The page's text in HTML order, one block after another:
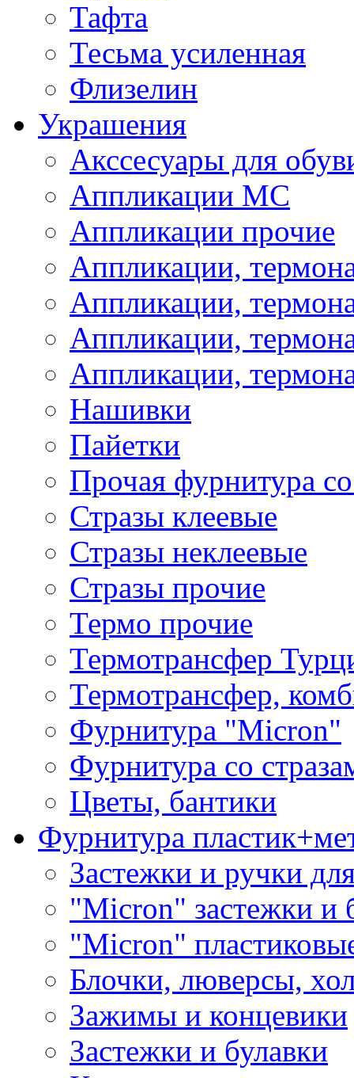
Тафта
Тесьма усиленная
Флизелин
Украшения
Акссесуары для
Аппликации МС
Аппликации прочие
Аппликации,
Аппликации,
Аппликации,
Аппликации,
Нашивки
Пайетки
Прочая фурнитура
Стразы клеевые
Стразы неклеевые
Стразы прочие
Термо прочие
Термотрансфер
Термотрансфер,
Фурнитура "Micron"
Фурнитура со
Цветы, бантики
Фурнитура
Застежки и ручки
"Micron" застежки и
"Micron"
Блочки, люверсы,
Зажимы и концевики
Застежки и булавки